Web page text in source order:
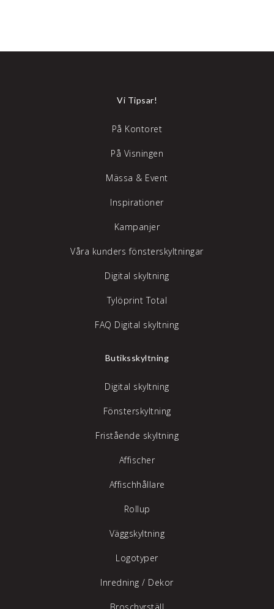
Vi Tipsar!
På Kontoret
På Visningen
Mässa & Event
Inspirationer
Kampanjer
Våra kunders fönsterskyltningar
Digital skyltning
Tylöprint Total
FAQ Digital skyltning
Butiksskyltning
Digital skyltning
Fönsterskyltning
Fristående skyltning
Affischer
Affischhållare
Rollup
Väggskyltning
Logotyper
Inredning / Dekor
Broschyrställ